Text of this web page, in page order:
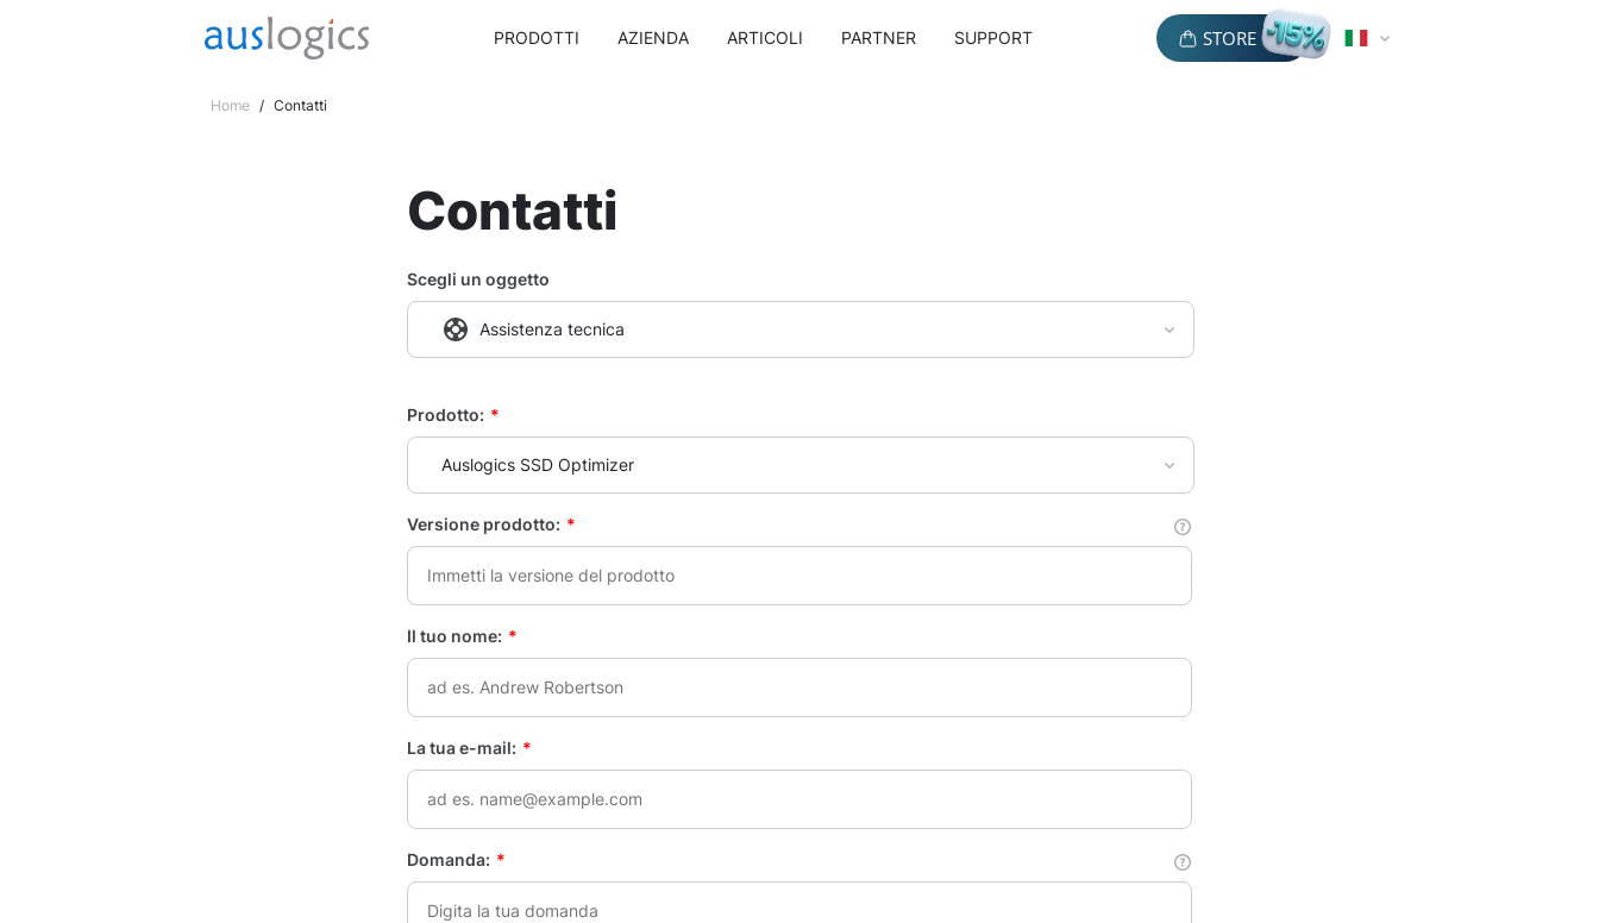
PRODOTTI AZIENDA ARTICOLI PARTNER SUPPORT STORE
Home / Contatti
Contatti
Scegli un oggetto
Assistenza tecnica
Prodotto: *
Auslogics SSD Optimizer
Versione prodotto: *
Il tuo nome: *
La tua e-mail: *
Domanda: *